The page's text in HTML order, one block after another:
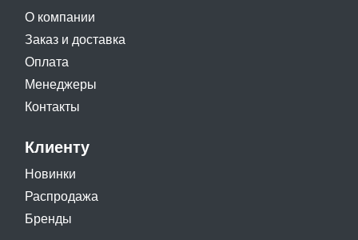
О компании
Заказ и доставка
Оплата
Менеджеры
Контакты
Клиенту
Новинки
Распродажа
Бренды